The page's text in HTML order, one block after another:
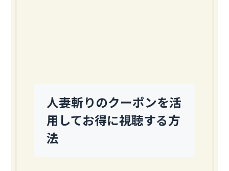
人妻斬りのクーポンを活
用してお得に視聴する方
法